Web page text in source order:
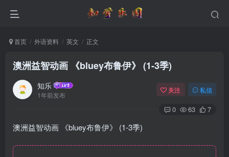
首页 外语资料 英文 正文
澳洲益智动画 《bluey布鲁伊》 (1-3季)
知乐
1年前发布
关注 私信
0 63 7
澳洲益智动画 《bluey布鲁伊》 (1-3季)